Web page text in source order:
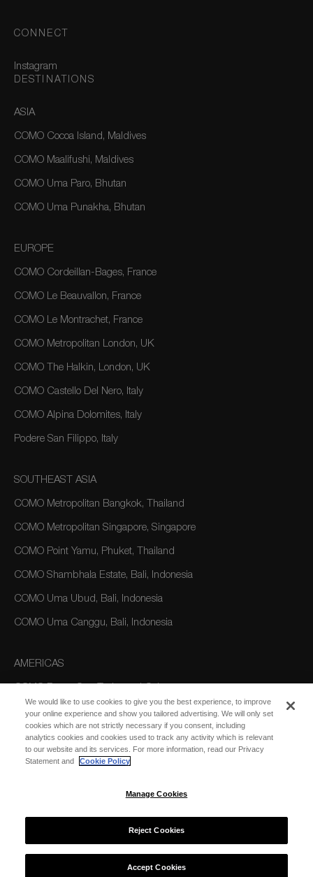
CONNECT
Instagram
DESTINATIONS
ASIA
COMO Cocoa Island, Maldives
COMO Maalifushi, Maldives
COMO Uma Paro, Bhutan
COMO Uma Punakha, Bhutan
EUROPE
COMO Cordeillan-Bages, France
COMO Le Beauvallon, France
COMO Le Montrachet, France
COMO Metropolitan London, UK
COMO The Halkin, London, UK
COMO Castello Del Nero, Italy
COMO Alpina Dolomites, Italy
Podere San Filippo, Italy
SOUTHEAST ASIA
COMO Metropolitan Bangkok, Thailand
COMO Metropolitan Singapore, Singapore
COMO Point Yamu, Phuket, Thailand
COMO Shambhala Estate, Bali, Indonesia
COMO Uma Ubud, Bali, Indonesia
COMO Uma Canggu, Bali, Indonesia
AMERICAS
AUSTRALIA/OCEANIA
COMO The Treasury, Perth
We would like to use cookies to give you the best experience, to improve
your online experience and show you tailored advertising. We will only set
cookies which are not strictly necessary if you consent, including
analytics cookies and cookies used to track any activity which is relevant
to our website and its services. For more information, read our Privacy
Statement and
Cookie Policy
Manage Cookies
Reject Cookies
Accept Cookies